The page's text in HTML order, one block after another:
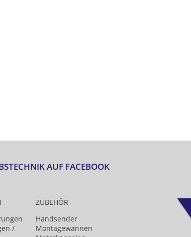
AUF FACEBOOK
/
ZUBEHÖR
Handsender
Montagewannen